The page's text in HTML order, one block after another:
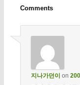
Comments
지나가던이 on